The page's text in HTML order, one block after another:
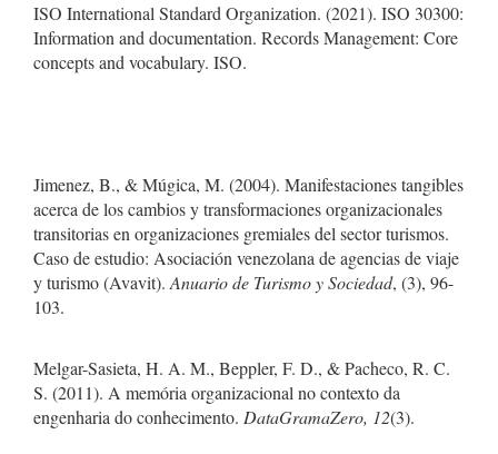
ISO International Standard Organization. (2021). ISO 30300:
Information and documentation. Records Management: Core
concepts and vocabulary. ISO.
Jimenez, B., & Múgica, M. (2004). Manifestaciones tangibles
acerca de los cambios y transformaciones organizacionales
transitorias en organizaciones gremiales del sector turismos.
Caso de estudio: Asociación venezolana de agencias de viaje
y turismo (Avavit).Anuario de Turismo y Sociedad, (3), 96-
103.
Melgar-Sasieta, H. A. M., Beppler, F. D., & Pacheco, R. C.
S. (2011). A memória organizacional no contexto da
engenharia do conhecimento. DataGramaZero, 12(3).